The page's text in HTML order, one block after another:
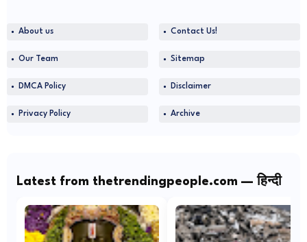
About us Contact Us!
Our Team Sitemap
DMCA Policy Disclaimer
Privacy Policy Archive
Latest from thetrendingpeople.com — हिन्दी